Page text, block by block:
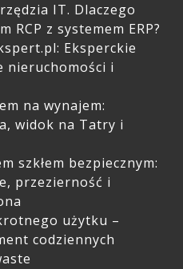
IT. Dlaczego
z systemem ERP?
Eksperckie
nieruchomości i
na wynajem:
widok na Tatry i
szkłem bezpiecznym:
przezierność i
użytku –
codziennych